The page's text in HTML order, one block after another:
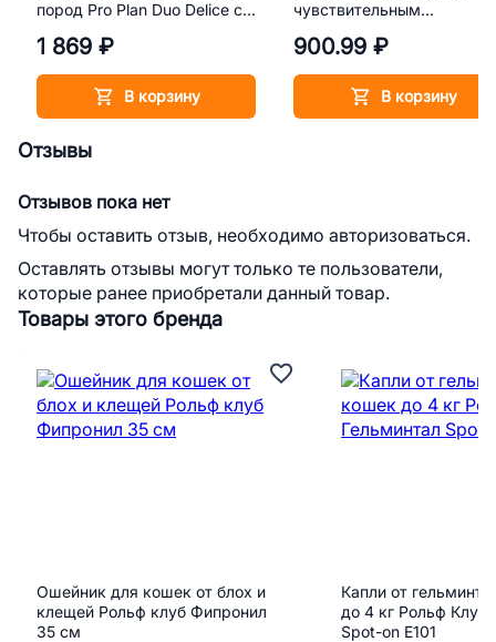
пород Pro Plan Duo Delice с
1 869 ₽
В корзину
чувствительным
Sensitive Mini Lamb с
900.99 ₽
В корзину
Товары этого бренда
Ошейник для кошек от блох и
клещей Рольф клуб Фипронил
35 см
Капли от
до 4 кг Рольф Клуб
Spot-on Е101
Отзывы
Отзывов пока нет
Чтобы оставить отзыв, необходимо авторизоваться.
Оставлять отзывы могут только те пользователи,
которые ранее приобретали данный товар.